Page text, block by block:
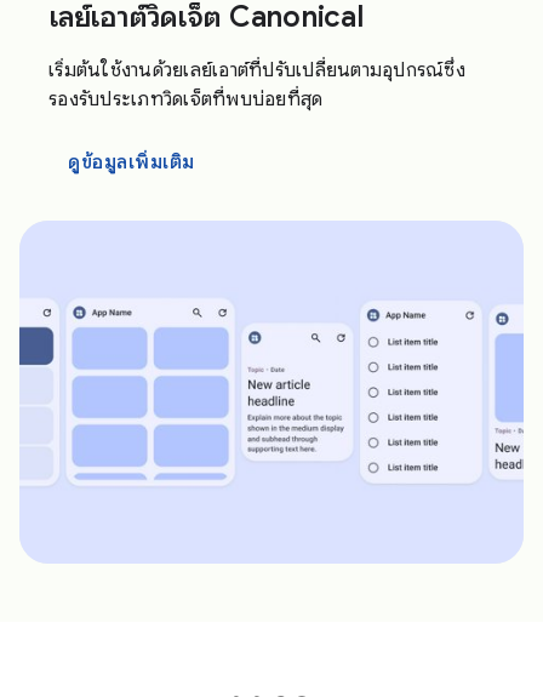
เลย์เอาต์วิดเจ็ต Canonical
เริ่มต้นใช้งานด้วยเลย์เอาต์ที่ปรับเปลี่ยนตามอุปกรณ์ซึ่ง
รองรับประเภทวิดเจ็ตที่พบบ่อยที่สุด
ดูข้อมูลเพิ่มเติม